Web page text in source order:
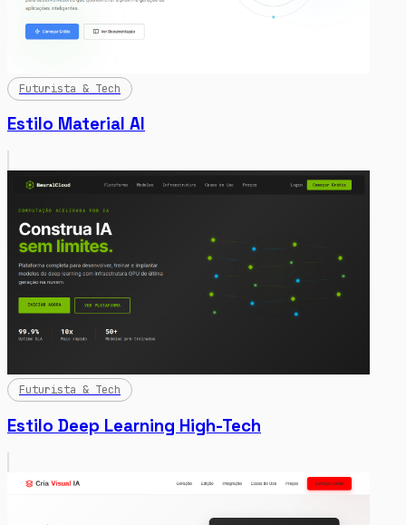
Futurista & Tech
Estilo Material AI
Futurista & Tech
Estilo Deep Learning High-Tech